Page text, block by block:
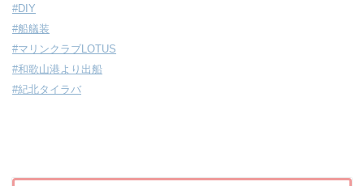
#DIY
#船艤装
#マリンクラブLOTUS
#和歌山港より出船
#紀北タイラバ